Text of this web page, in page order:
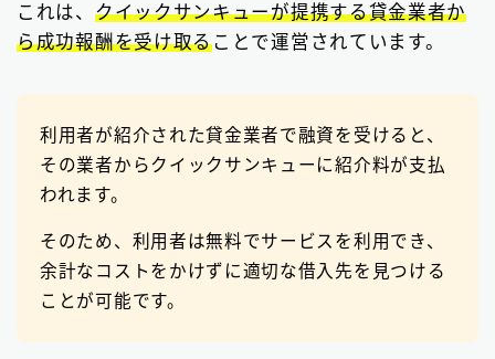
これは、 クイックサンキューが提携する貸金業者か
ら成功報酬を受け取ることで運営されています。
利用者が紹介された貸金業者で融資を受けると、
その業者からクイックサンキューに紹介料が支払
われます。
そのため、利用者は無料でサービスを利用でき、
余計なコストをかけずに適切な借入先を見つける
ことが可能です。